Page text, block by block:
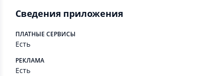
Сведения приложения
ПЛАТНЫЕ СЕРВИСЫ
Есть
РЕКЛАМА
Есть